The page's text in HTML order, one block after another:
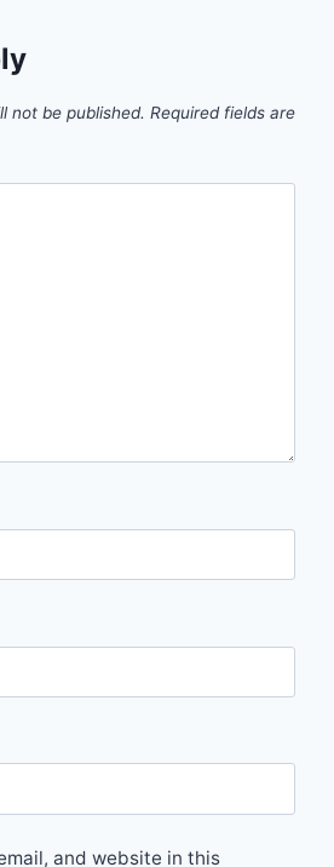
not be published. Required fields are
and website in this